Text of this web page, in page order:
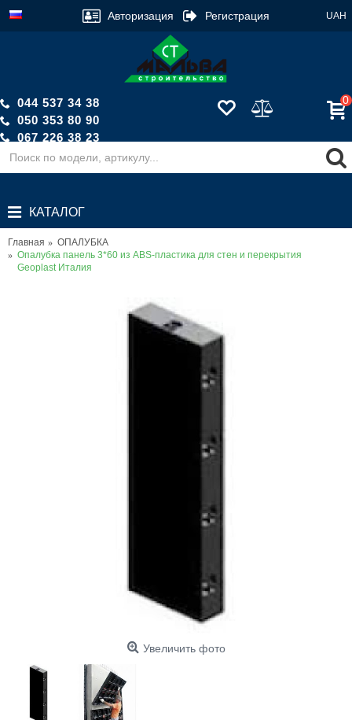
UAH
Авторизация Регистрация
044 537 34 38
050 353 80 90
067 226 38 23
Обратный звонок
0
КАТАЛОГ
Главная
ОПАЛУБКА
Опалубка панель 3*60 из ABS-пластика для стен и перекрытия
Geoplast Италия
Увеличить фото